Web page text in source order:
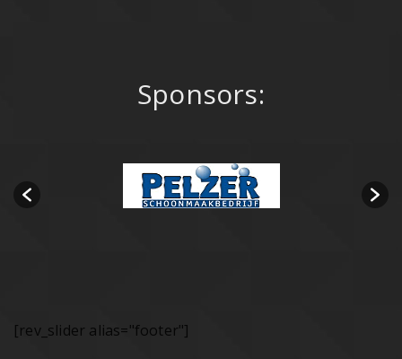
Sponsors:
[rev_slider alias="footer"]